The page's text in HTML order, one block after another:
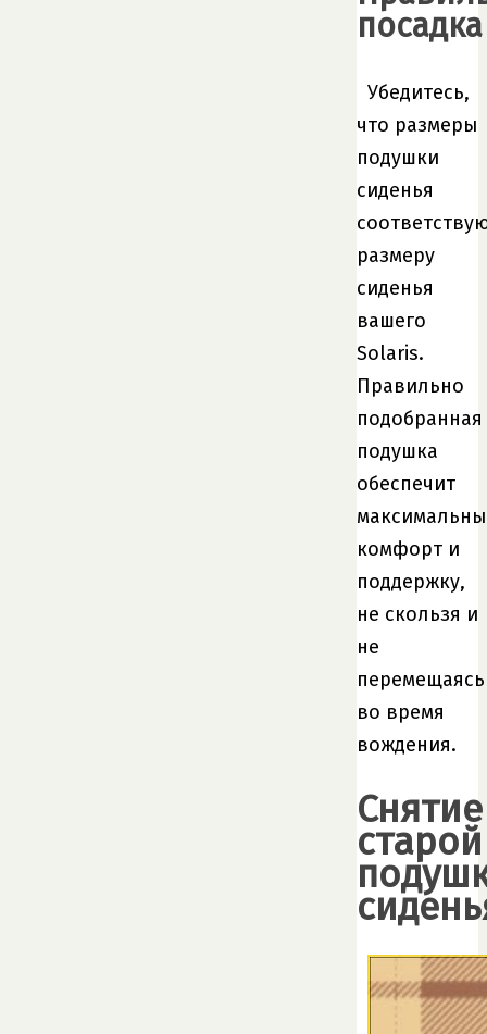
посадка
Убедитесь,
что размеры
подушки
сиденья
размеру
сиденья
вашего
Solaris.
Правильно
подобранная
подушка
обеспечит
комфорт и
поддержку,
не скользя и
не
перемещаясь
во время
вождения.
Снятие
старой